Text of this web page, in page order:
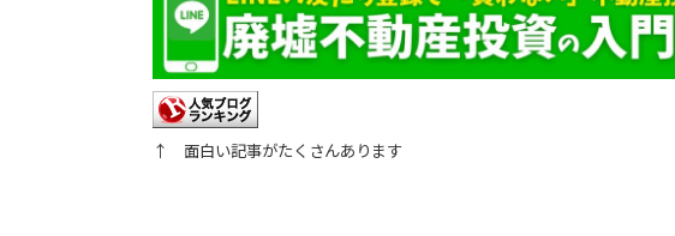
↑ 面白い記事がたくさんあります